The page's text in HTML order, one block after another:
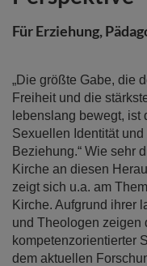
Für Erziehung,
„Die größte Gabe, die
Freiheit und die
lebenslang bewegt,
Sexuellen Identität
Beziehung.“ Wie sehr
Kirche an diesen
zeigt sich u.a. am
Kirche. Aufgrund ihrer
und Theologen zeigen
kompetenzorientierter
dem aktuellen